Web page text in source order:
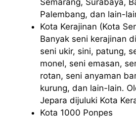
Palembang, dan lain-
Kota Kerajinan (Kota
Banyak seni kerajinan
seni ukir, sini, patung,
monel, seni emasan,
rotan, seni anyaman
kurung, dan lain-lain.
Jepara dijuluki Kota
Kota 1000 Ponpes